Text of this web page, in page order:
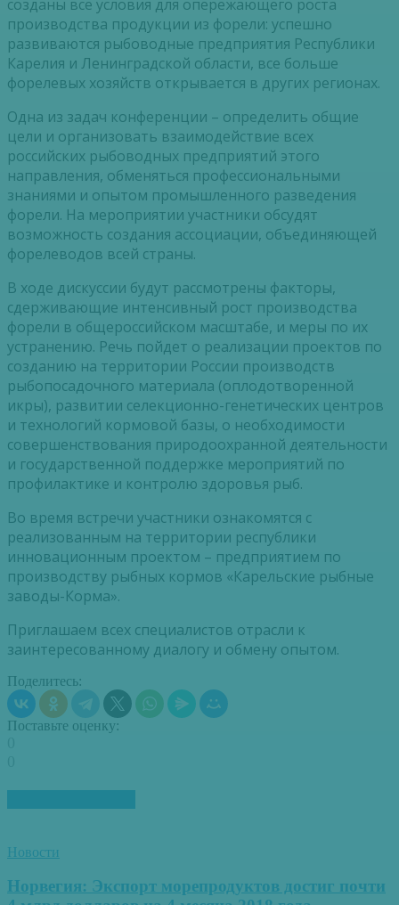
созданы все условия для опережающего роста
производства продукции из форели: успешно
развиваются рыбоводные предприятия Республики
Карелия и Ленинградской области, все больше
форелевых хозяйств открывается в других регионах.
Одна из задач конференции – определить общие
цели и организовать взаимодействие всех
российских рыбоводных предприятий этого
направления, обменяться профессиональными
знаниями и опытом промышленного разведения
форели. На мероприятии участники обсудят
возможность создания ассоциации, объединяющей
форелеводов всей страны.
В ходе дискуссии будут рассмотрены факторы,
сдерживающие интенсивный рост производства
форели в общероссийском масштабе, и меры по их
устранению. Речь пойдет о реализации проектов по
созданию на территории России производств
рыбопосадочного материала (оплодотворенной
икры), развитии селекционно-генетических центров
и технологий кормовой базы, о необходимости
совершенствования природоохранной деятельности
и государственной поддержке мероприятий по
профилактике и контролю здоровья рыб.
Во время встречи участники ознакомятся с
реализованным на территории республики
инновационным проектом – предприятием по
производству рыбных кормов «Карельские рыбные
заводы-Корма».
Приглашаем всех специалистов отрасли к
заинтересованному диалогу и обмену опытом.
Поделитесь:
Поставьте оценку:
Новости
Норвегия: Экспорт морепродуктов достиг почти